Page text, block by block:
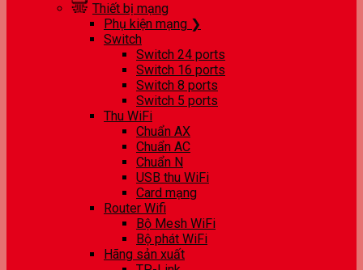
Thiết bị mạng
Phụ kiện mạng ❯
Switch
Switch 24 ports
Switch 16 ports
Switch 8 ports
Switch 5 ports
Thu WiFi
Chuẩn AX
Chuẩn AC
Chuẩn N
USB thu WiFi
Card mạng
Router Wifi
Bộ Mesh WiFi
Bộ phát WiFi
Hãng sản xuất